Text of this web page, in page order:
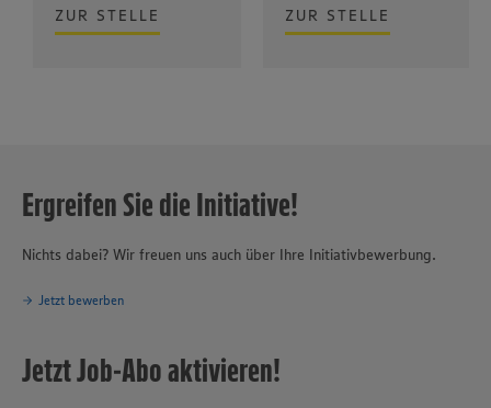
ZUR STELLE ZUR STELLE
Ergreifen Sie die Initiative!
Nichts dabei? Wir freuen uns auch über Ihre Initiativbewerbung.
Jetzt bewerben
Jetzt Job-Abo aktivieren!